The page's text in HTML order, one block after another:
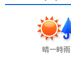
晴一時雨